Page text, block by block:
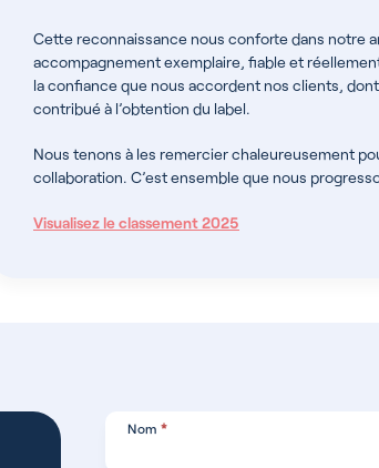
Cette reconnaissance nous conforte dans notre
accompagnement exemplaire, fiable et
la confiance que nous accordent nos clients,
contribué à l’obtention du label.
Nous tenons à les remercier chaleureusement
collaboration. C’est ensemble que nous
Visualisez le classement 2025
Contact
Nom*